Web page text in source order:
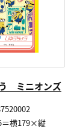
ミニオンズ
＝横179×縦